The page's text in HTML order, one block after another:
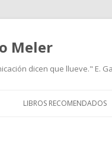
Meler
dicen que llueve." E.
LIBROS RECOMENDADOS